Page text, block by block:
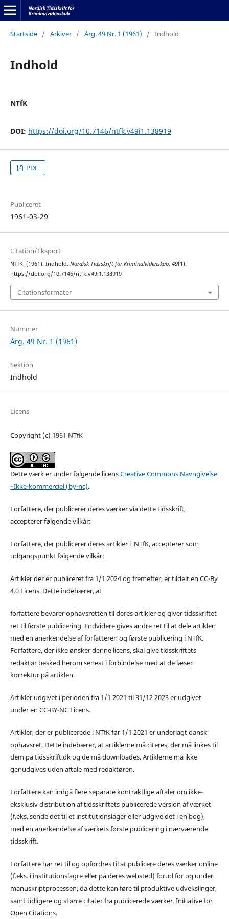
Startside / Arkiver / Årg. 49 Nr. 1 (1961) / Indhold
Indhold
NTfK
DOI: https://doi.org/10.7146/ntfk.v49i1.138919
PDF
Publiceret
1961-03-29
Citation/Eksport
NTfK. (1961). Indhold. Nordisk Tidsskrift for Kriminalvidenskab, 49(1).
https://doi.org/10.7146/ntfk.v49i1.138919
Citationsformater
Nummer
Årg. 49 Nr. 1 (1961)
Sektion
Indhold
Licens
Copyright (c) 1961 NTfK
Dette værk er under følgende licensCreative Commons Navngivelse
–Ikke-kommerciel (by-nc).
Forfattere, der publicerer deres værker via dette tidsskrift,
accepterer følgende vilkår:
Forfattere, der publicerer deres artikler i NTfK, accepterer som
udgangspunkt følgende vilkår:
Artikler der er publiceret fra 1/1 2024 og fremefter, er tildelt en CC-By
4.0 Licens. Dette indebærer, at
forfattere bevarer ophavsretten til deres artikler og giver tidsskriftet
ret til første publicering. Endvidere gives andre ret til at dele artiklen
med en anerkendelse af forfatteren og første publicering i NTfK.
Forfattere, der ikke ønsker denne licens, skal give tidsskriftets
redaktør besked herom senest i forbindelse med at de læser
korrektur på artiklen.
Artikler udgivet i perioden fra 1/1 2021 til 31/12 2023 er udgivet
under en CC-BY-NC Licens.
Artikler, der er publicerede i NTfK før 1/1 2021 er underlagt dansk
ophavsret. Dette indebærer, at artiklerne må citeres, der må linkes til
dem på tidsskrift.dk og de må downloades. Artiklerne må ikke
genudgives uden aftale med redaktøren.
Forfattere kan indgå flere separate kontraktlige aftaler om ikke-
eksklusiv distribution af tidsskriftets publicerede version af værket
(f.eks. sende det til et institutionslager eller udgive det i en bog),
med en anerkendelse af værkets første publicering i nærværende
tidsskrift.
Forfattere har ret til og opfordres til at publicere deres værker online
(f.eks. i institutionslagre eller på deres websted) forud for og under
manuskriptprocessen, da dette kan føre til produktive udvekslinger,
samt tidligere og større citater fra publicerede værker. Initiative for
Open Citations.